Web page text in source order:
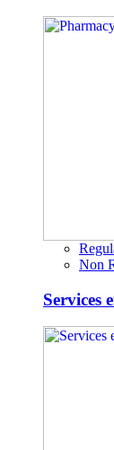
Non
Services